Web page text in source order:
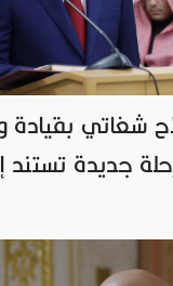
شغاتي بقيادة
جديدة تستند